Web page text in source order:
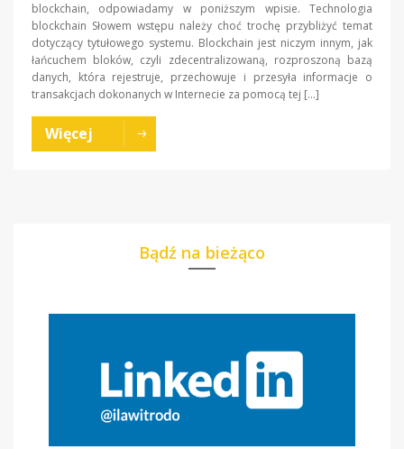
blockchain, odpowiadamy w poniższym wpisie. Technologia
blockchain Słowem wstępu należy choć trochę przybliżyć temat
dotyczący tytułowego systemu. Blockchain jest niczym innym, jak
łańcuchem bloków, czyli zdecentralizowaną, rozproszoną bazą
danych, która rejestruje, przechowuje i przesyła informacje o
transakcjach dokonanych w Internecie za pomocą tej […]
Więcej
Bądź na bieżąco